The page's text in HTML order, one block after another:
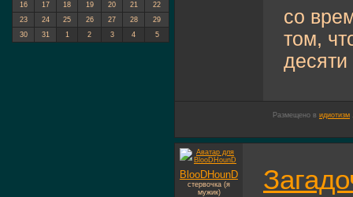
со
том,
десяти
Размещено в идиотизм
BlooDHounD
стервочка (я
мужик)
16
17 18 19 20 21
22
23
24 25 26 27 28
29
30
31 1 2 3 4 5